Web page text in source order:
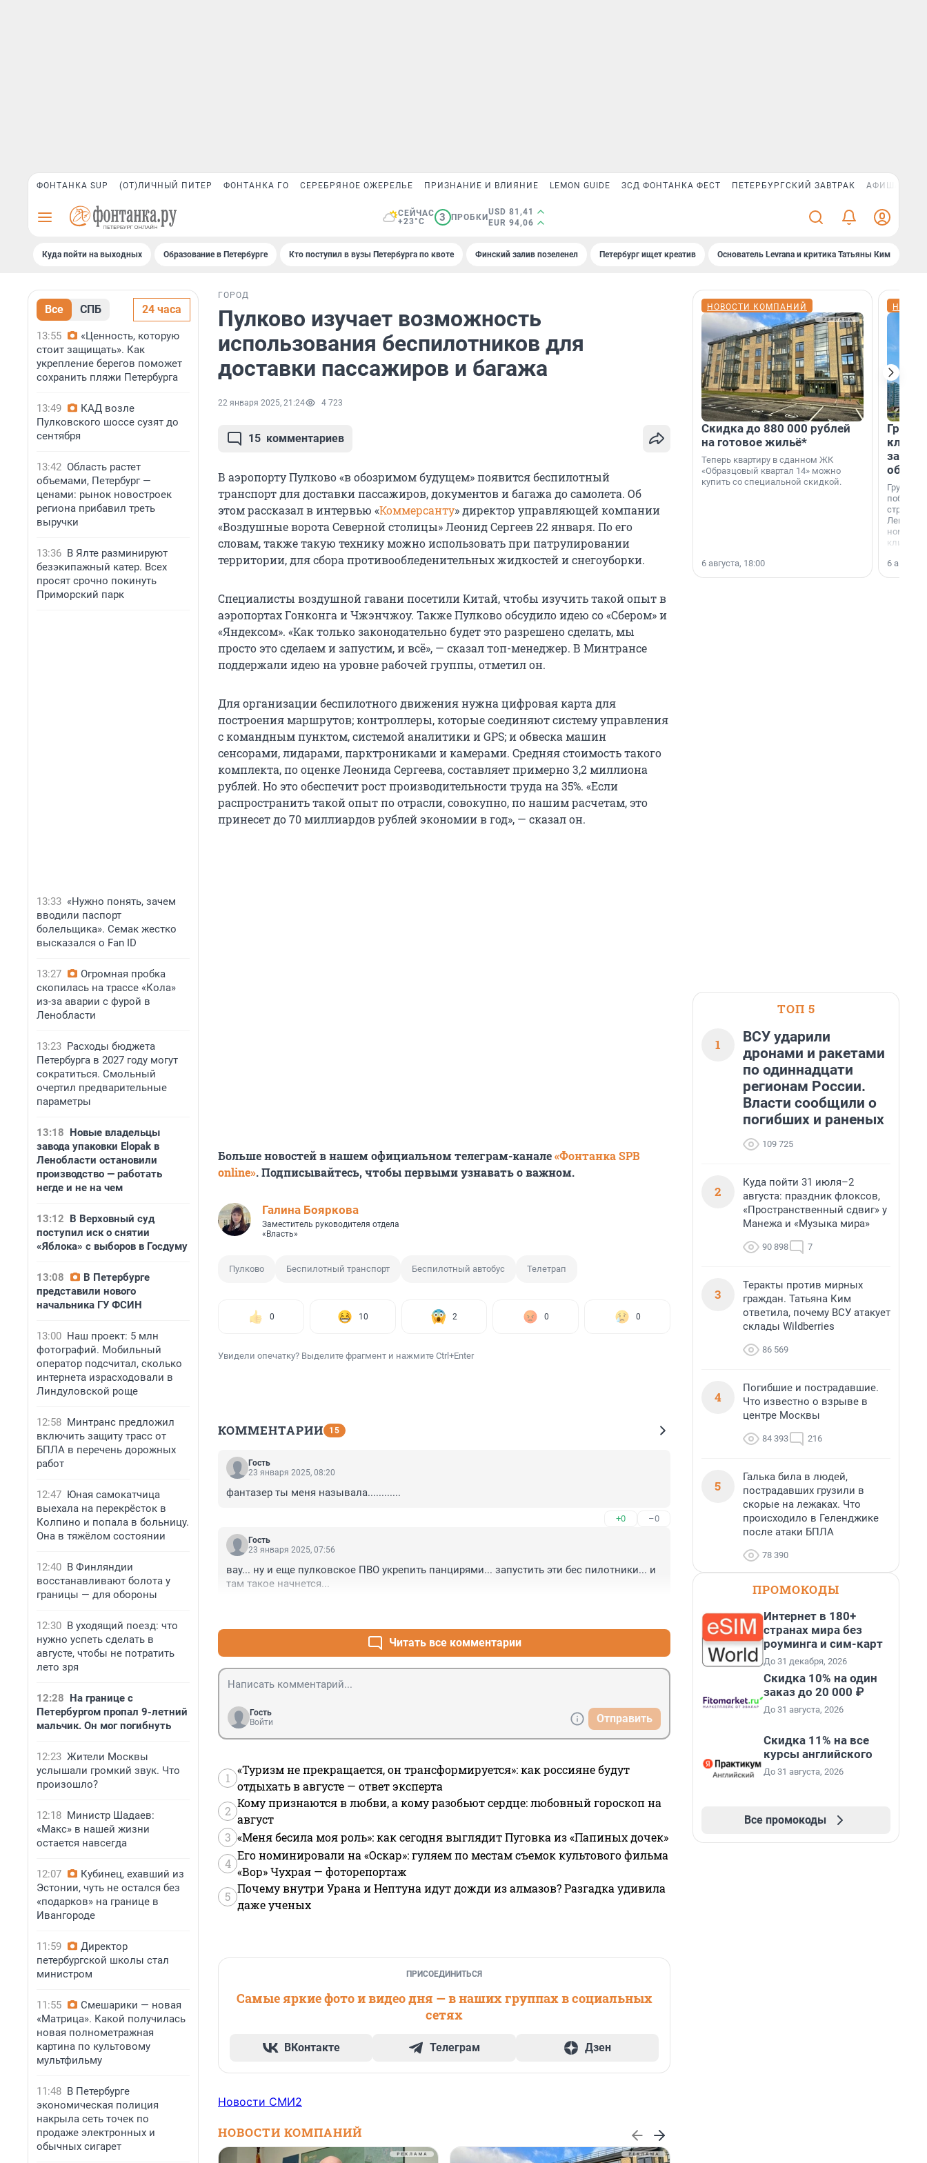
ФОНТАНКА SUP (ОТ)ЛИЧНЫЙ ПИТЕР ФОНТАНКА ГО СЕРЕБРЯНОЕ ОЖЕРЕЛЬЕ ПРИЗНАНИЕ И ВЛИЯНИЕ LEMON GUIDE ЗСД ФОНТАНКА ФЕСТ ПЕТЕРБУРГСКИЙ ЗАВТРАК АФИША PLUS
СЕЙЧАС
+23°C
3 ПРОБКИ
USD 81,41
EUR 94,06
Куда пойти на выходных Образование в Петербурге Кто поступил в вузы Петербурга по квоте Финский залив позеленел Петербург ищет креатив Основатель Levrana и критика Татьяны Ким
Все СПБ 24 часа
13:55
«Ценность, которую
стоит защищать». Как
укрепление берегов поможет
сохранить пляжи Петербурга
13:49
КАД возле
Пулковского шоссе сузят до
сентября
13:42 Область растет
объемами, Петербург —
ценами: рынок новостроек
региона прибавил треть
выручки
13:36 В Ялте разминируют
безэкипажный катер. Всех
просят срочно покинуть
Приморский парк
13:33 «Нужно понять, зачем
вводили паспорт
болельщика». Семак жестко
высказался о Fan ID
13:27
Огромная пробка
скопилась на трассе «Кола»
из-за аварии с фурой в
Ленобласти
13:23 Расходы бюджета
Петербурга в 2027 году могут
сократиться. Смольный
очертил предварительные
параметры
13:18 Новые владельцы
завода упаковки Elopak в
Ленобласти остановили
производство — работать
негде и не на чем
13:12 В Верховный суд
поступил иск о снятии
«Яблока» с выборов в Госдуму
13:08
В Петербурге
представили нового
начальника ГУ ФСИН
13:00 Наш проект: 5 млн
фотографий. Мобильный
оператор подсчитал, сколько
интернета израсходовали в
Линдуловской роще
12:58 Минтранс предложил
включить защиту трасс от
БПЛА в перечень дорожных
работ
12:47 Юная самокатчица
выехала на перекрёсток в
Колпино и попала в больницу.
Она в тяжёлом состоянии
12:40 В Финляндии
восстанавливают болота у
границы — для обороны
12:30 В уходящий поезд: что
нужно успеть сделать в
августе, чтобы не потратить
лето зря
12:28 На границе с
Петербургом пропал 9-летний
мальчик. Он мог погибнуть
12:23 Жители Москвы
услышали громкий звук. Что
произошло?
12:18 Министр Шадаев:
«Макс» в нашей жизни
остается навсегда
12:07
Кубинец, ехавший из
Эстонии, чуть не остался без
«подарков» на границе в
Ивангороде
11:59
Директор
петербургской школы стал
министром
11:55
Смешарики — новая
«Матрица». Какой получилась
новая полнометражная
картина по культовому
мультфильму
11:48 В Петербурге
экономическая полиция
накрыла сеть точек по
продаже электронных и
обычных сигарет
ГОРОД
Пулково изучает возможность
использования беспилотников для
доставки пассажиров и багажа
22 января 2025, 21:24 4 723
15 комментариев
В аэропорту Пулково «в обозримом будущем» появится беспилотный
транспорт для доставки пассажиров, документов и багажа до самолета. Об
этом рассказал в интервью «Коммерсанту» директор управляющей компании
«Воздушные ворота Северной столицы» Леонид Сергеев 22 января. По его
словам, также такую технику можно использовать при патрулировании
территории, для сбора противообледенительных жидкостей и снегоуборки.
Специалисты воздушной гавани посетили Китай, чтобы изучить такой опыт в
аэропортах Гонконга и Чжэнчжоу. Также Пулково обсудило идею со «Сбером» и
«Яндексом». «Как только законодательно будет это разрешено сделать, мы
просто это сделаем и запустим, и всё», — сказал топ-менеджер. В Минтрансе
поддержали идею на уровне рабочей группы, отметил он.
Для организации беспилотного движения нужна цифровая карта для
построения маршрутов; контроллеры, которые соединяют систему управления
с командным пунктом, системой аналитики и GPS; и обвеска машин
сенсорами, лидарами, парктрониками и камерами. Средняя стоимость такого
комплекта, по оценке Леонида Сергеева, составляет примерно 3,2 миллиона
рублей. Но это обеспечит рост производительности труда на 35%. «Если
распространить такой опыт по отрасли, совокупно, по нашим расчетам, это
принесет до 70 миллиардов рублей экономии в год», — сказал он.
Больше новостей в нашем официальном телеграм-канале«Фонтанка SPB
online». Подписывайтесь, чтобы первыми узнавать о важном.
Галина Бояркова
Заместитель руководителя отдела
«Власть»
Пулково Беспилотный транспорт Беспилотный автобус Телетрап
0 10 2 0 0
Увидели опечатку? Выделите фрагмент и нажмите Ctrl+Enter
КОММЕНТАРИИ 15
Гость
23 января 2025, 08:20
фантазер ты меня называла............
+0 –0
Гость
23 января 2025, 07:56
вау... ну и еще пулковское ПВО укрепить панцирями... запустить эти бес пилотники... и
там такое начнется...
Читать все комментарии
Гость
Войти
Отправить
1
«Туризм не прекращается, он трансформируется»: как россияне будут
отдыхать в августе — ответ эксперта
2
Кому признаются в любви, а кому разобьют сердце: любовный гороскоп на
август
3 «Меня бесила моя роль»: как сегодня выглядит Пуговка из «Папиных дочек»
4
Его номинировали на «Оскар»: гуляем по местам съемок культового фильма
«Вор» Чухрая — фоторепортаж
5
Почему внутри Урана и Нептуна идут дожди из алмазов? Разгадка удивила
даже ученых
ПРИСОЕДИНИТЬСЯ
Самые яркие фото и видео дня — в наших группах в социальных
сетях
ВКонтакте Телеграм Дзен
Новости СМИ2
НОВОСТИ КОМПАНИЙ
НОВОСТИ КОМПАНИЙ
Скидка до 880 000 рублей
на готовое жильё*
Теперь квартиру в сданном ЖК
«Образцовый квартал 14» можно
купить со специальной скидкой.
6 августа, 18:00
Группа
области».
6
ТОП 5
1
ВСУ ударили
дронами и ракетами
по одиннадцати
регионам России.
Власти сообщили о
погибших и раненых
109 725
2
Куда пойти 31 июля–2
августа: праздник флоксов,
«Пространственный сдвиг» у
Манежа и «Музыка мира»
90 898 7
3
Теракты против мирных
граждан. Татьяна Ким
ответила, почему ВСУ атакует
склады Wildberries
86 569
4
Погибшие и пострадавшие.
Что известно о взрыве в
центре Москвы
84 393 216
5
Галька била в людей,
пострадавших грузили в
скорые на лежаках. Что
происходило в Геленджике
после атаки БПЛА
78 390
ПРОМОКОДЫ
Интернет в 180+
странах мира без
роуминга и сим-карт
До 31 декабря, 2026
Скидка 10% на один
заказ до 20 000 ₽
До 31 августа, 2026
Скидка 11% на все
курсы английского
До 31 августа, 2026
Все промокоды